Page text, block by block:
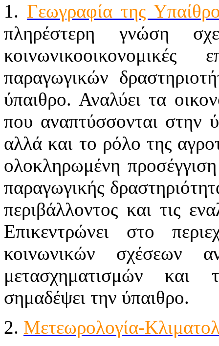
1. Γεωγραφία της
πληρέστερη γνώση
παραγωγικών
ύπαιθρο. Αναλύει τα
που αναπτύσσονται στην
αλλά και το ρόλο της
ολοκληρωμένη
παραγωγικής
περιβάλλοντος και τις
Επικεντρώνει στο
κοινωνικών σχέσεων
μετασχηματισμών και
σημαδέψει την ύπαιθρο.
2. Μετεωρολογία-